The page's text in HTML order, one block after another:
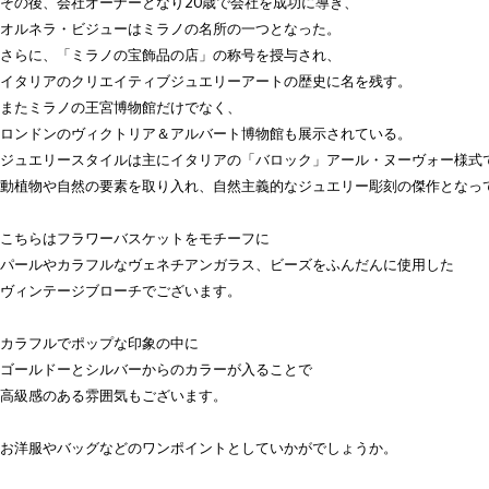
オルネラ・ビジューはミラノの名所の一つとなった。
さらに、「ミラノの宝飾品の店」の称号を授与され、
イタリアのクリエイティブジュエリーアートの歴史に名を残す。
またミラノの王宮博物館だけでなく、
ロンドンのヴィクトリア＆アルバート博物館も展示されている。
ジュエリースタイルは主にイタリアの「バロック」アール・ヌーヴォー様式
動植物や自然の要素を取り入れ、自然主義的なジュエリー彫刻の傑作となっ
こちらはフラワーバスケットをモチーフに
パールやカラフルなヴェネチアンガラス、ビーズをふんだんに使用した
ヴィンテージブローチでございます。
カラフルでポップな印象の中に
ゴールドーとシルバーからのカラーが入ることで
高級感のある雰囲気もございます。
お洋服やバッグなどのワンポイントとしていかがでしょうか。